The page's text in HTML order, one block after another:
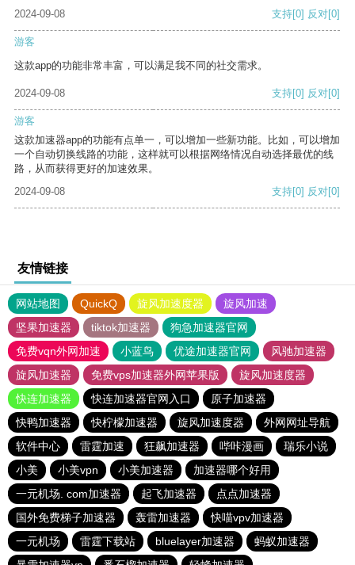
2024-09-08 支持[0] 反对[0]
游客
这款app的功能非常丰富，可以满足我不同的社交需求。
2024-09-08 支持[0] 反对[0]
游客
这款加速器app的功能有点单一，可以增加一些新功能。比如，可以增加
一个自动切换线路的功能，这样就可以根据网络情况自动选择最优的线
路，从而获得更好的加速效果。
2024-09-08
支持[0] 反对[0]
友情链接
网站地图 QuickQ 旋风加速度器
旋风加速
坚果加速器
tiktok加速器
狗急加速器官网
免费vqn外网加速
小蓝鸟 优途加速器官网
风驰加速器
旋风加速器
免费vps加速器外网苹果版
旋风加速度器
快连加速器
快连加速器官网入口
原子加速器
快鸭加速器
快柠檬加速器 旋风加速度器
外网网址导航
软件中心
雷霆加速 狂飙加速器 哔咔漫画
瑞乐小说
小美
小美vpn 小美加速器
加速器哪个好用
一元机场. com加速器
起飞加速器
点点加速器
国外免费梯子加速器
轰雷加速器
快喵vpv加速器
一元机场
雷霆下载站 bluelayer加速器
蚂蚁加速器